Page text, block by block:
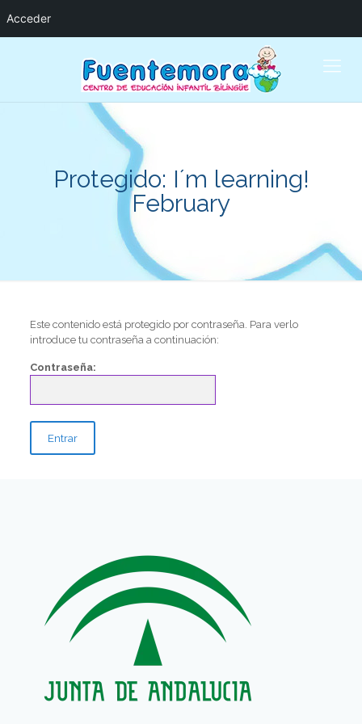
Protegido: I´m learning!
February
Este contenido está protegido por contraseña. Para verlo
introduce tu contraseña a continuación:
Contraseña:
Acceder